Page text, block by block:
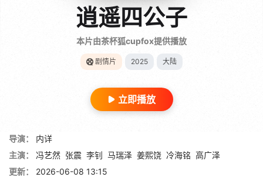
逍遥四公子
本片由茶杯狐cupfox提供播放
剧情片 2025 大陆
立即播放
导演：
内详
主演：
冯艺然 张震 李钊 马瑞泽 姜熙饶 冷海铭 高广泽
更新：
2026-06-08 13:15